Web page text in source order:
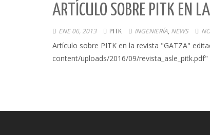
ARTÍ­CULO SOBRE PITK EN
ENE 06, 2013 PITK INGENIERÍA, NEWS
Artí­culo sobre PITK en la revista "GATZA"
content/uploads/2016/09/